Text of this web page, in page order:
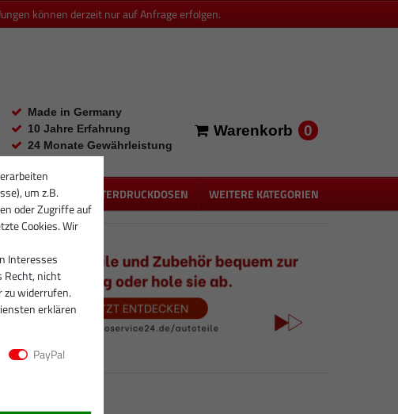
können derzeit nur auf Anfrage erfolgen.
Made in Germany
10 Jahre Erfahrung
24 Monate Gewährleistung
Warenkorb 0
UNTERDRUCKDOSEN WEITERE KATEGORIEN
um z.B.
oder Zugriffe auf
Cookies. Wir
Interesses
Recht, nicht
zu widerrufen.
erklären
PayPal